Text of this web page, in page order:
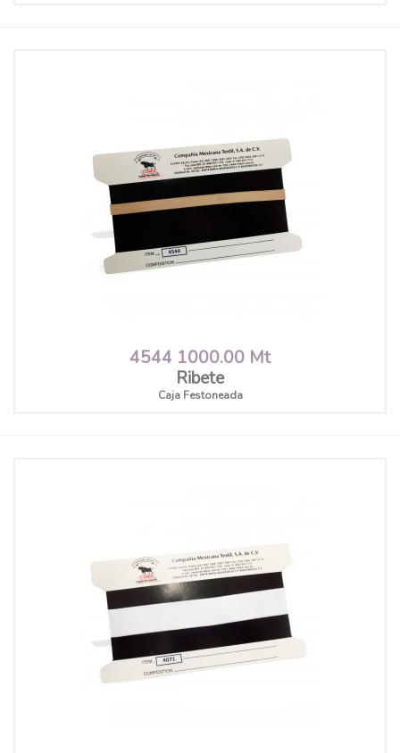
4544 1000.00 Mt
Ribete
Caja Festoneada